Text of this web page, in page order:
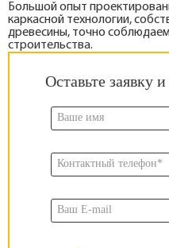
Большой опыт
каркасной технологии,
древесины, точно
строительства.
Оставьте заявку